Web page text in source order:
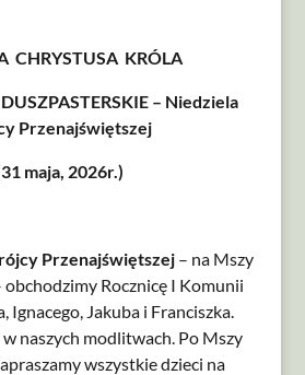
CHRYSTUSA KRÓLA
– Niedziela
Przenajświętszej
maja, 2026r.)
Przenajświętszej – na Mszy
obchodzimy Rocznicę I Komunii
Ignacego, Jakuba i Franciszka.
naszych modlitwach. Po Mszy
wszystkie dzieci na